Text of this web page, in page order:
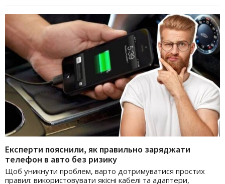
Експерти пояснили, як правильно заряджати
телефон в авто без ризику
Щоб уникнути проблем, варто дотримуватися простих
правил: використовувати якісні кабелі та адаптери,